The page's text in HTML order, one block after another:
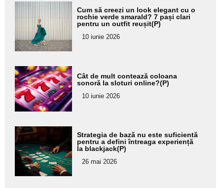
Adaugă
aici textul
pentru
subtitlu
Cum să creezi un look elegant cu o
rochie verde smarald? 7 pași clari
pentru un outfit reușit(P)
10 iunie 2026
Adaugă
aici textul
pentru
subtitlu
Cât de mult contează coloana
sonoră la sloturi online?(P)
10 iunie 2026
Adaugă
aici textul
pentru
subtitlu
Strategia de bază nu este suficientă
pentru a defini întreaga experiență
la blackjack(P)
26 mai 2026